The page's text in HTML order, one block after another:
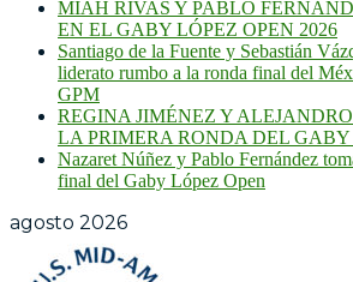
MIAH RIVAS Y PABLO
EN EL GABY LÓPEZ OPEN 2026
Santiago de la Fuente y Sebastián
liderato rumbo a la ronda final del
GPM
REGINA JIMÉNEZ Y
LA PRIMERA RONDA DEL GABY
Nazaret Núñez y Pablo Fernández
final del Gaby López Open
agosto 2026